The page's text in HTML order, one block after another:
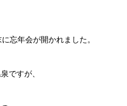
忘年会が開かれました。
ですが、